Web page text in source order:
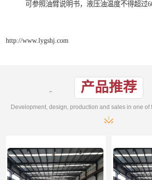
可参照油臂说明书，液压油温度不得超过
http://www.lygshj.com
产品推荐